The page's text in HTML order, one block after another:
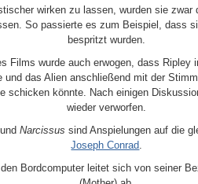
wirken zu lassen, wurden sie zwar
So passierte es zum Beispiel, dass
bespritzt wurden.
Films wurde auch erwogen, dass Ripley
und das Alien anschließend mit der
schicken könnte. Nach einigen
wieder verworfen.
undNarcissus sind Anspielungen auf die
Joseph Conrad.
Bordcomputer leitet sich von seiner